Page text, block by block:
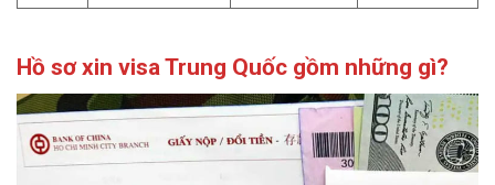
Hồ sơ xin visa Trung Quốc gồm những gì?